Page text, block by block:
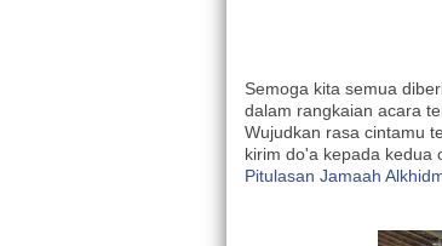
Semoga kita semua
dalam rangkaian acara
Wujudkan rasa cintamu
kirim do'a kepada kedua
Pitulasan Jamaah